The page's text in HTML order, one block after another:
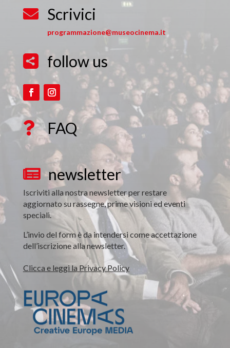
 Scrivici
programmazione@museocinema.it
 follow us
 FAQ
 newsletter
Iscriviti alla nostra newsletter per restare
aggiornato su rassegne, prime visioni ed eventi
speciali.
L’invio del form è da intendersi come accettazione
dell’iscrizione alla newsletter.
Clicca e leggi la Privacy Policy